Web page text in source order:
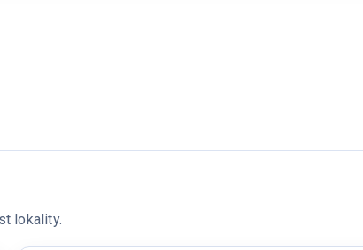
lokality.